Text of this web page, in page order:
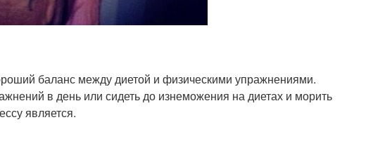
баланс между диетой и физическими упражнениями.
в день или сидеть до изнеможения на диетах и морить
является.